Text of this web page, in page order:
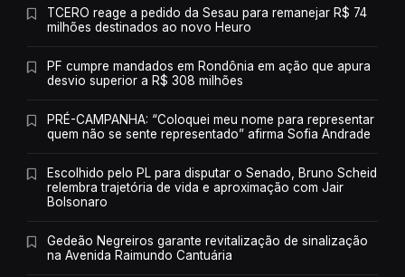
TCERO reage a pedido da Sesau para remanejar R$ 74
milhões destinados ao novo Heuro
PF cumpre mandados em Rondônia em ação que apura
desvio superior a R$ 308 milhões
PRÉ-CAMPANHA: “Coloquei meu nome para representar
quem não se sente representado” afirma Sofia Andrade
Escolhido pelo PL para disputar o Senado, Bruno Scheid
relembra trajetória de vida e aproximação com Jair
Bolsonaro
Gedeão Negreiros garante revitalização de sinalização
na Avenida Raimundo Cantuária